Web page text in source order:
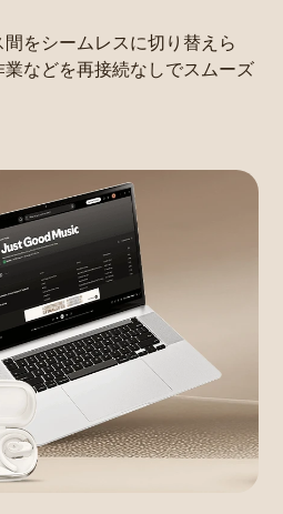
をシームレスに切り替えら
などを再接続なしでスムーズ